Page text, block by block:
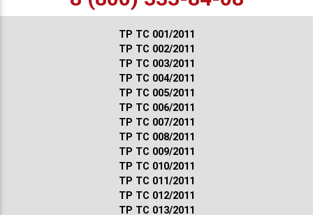
ТР ТС 001/2011
ТР ТС 002/2011
ТР ТС 003/2011
ТР ТС 004/2011
ТР ТС 005/2011
ТР ТС 006/2011
ТР ТС 007/2011
ТР ТС 008/2011
ТР ТС 009/2011
ТР ТС 010/2011
ТР ТС 011/2011
ТР ТС 012/2011
ТР ТС 013/2011